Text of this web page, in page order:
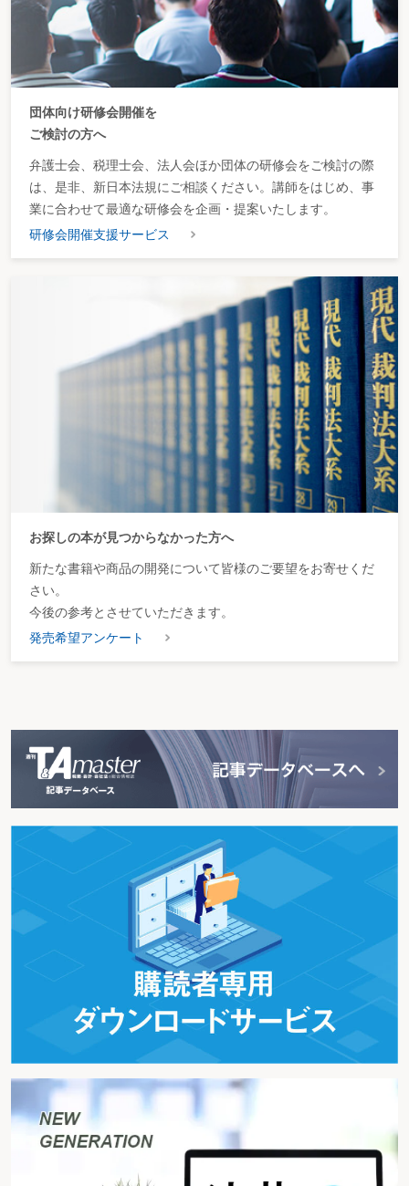
団体向け研修会開催を
ご検討の方へ
弁護士会、税理士会、法人会ほか団体の研修会をご検討の際
は、是非、新日本法規にご相談ください。講師をはじめ、事
業に合わせて最適な研修会を企画・提案いたします。
研修会開催支援サービス
お探しの本が見つからなかった方へ
新たな書籍や商品の開発について皆様のご要望をお寄せくだ
さい。
今後の参考とさせていただきます。
発売希望アンケート